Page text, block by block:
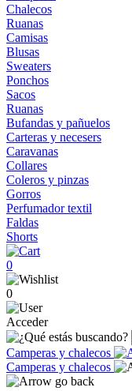
Chalecos
Ruanas
Camisas
Blusas
Sweaters
Ponchos
Sacos
Ruanas
Bufandas y pañuelos
Carteras y necesers
Caravanas
Collares
Coleros y pinzas
Gorros
Perfumador textil
Faldas
Shorts
0
0
Acceder
Camperas y chalecos
Camperas y chalecos